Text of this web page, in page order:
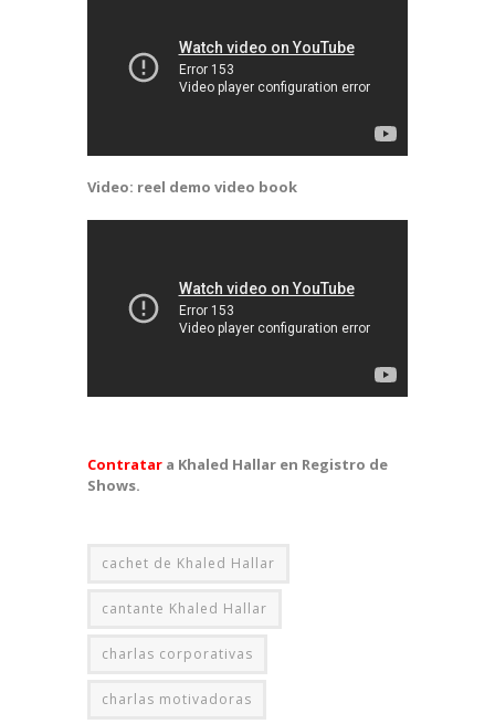
Video: reel demo video book
Contratar a Khaled Hallar en Registro de
Shows.
cachet de Khaled Hallar
cantante Khaled Hallar
charlas corporativas
charlas motivadoras